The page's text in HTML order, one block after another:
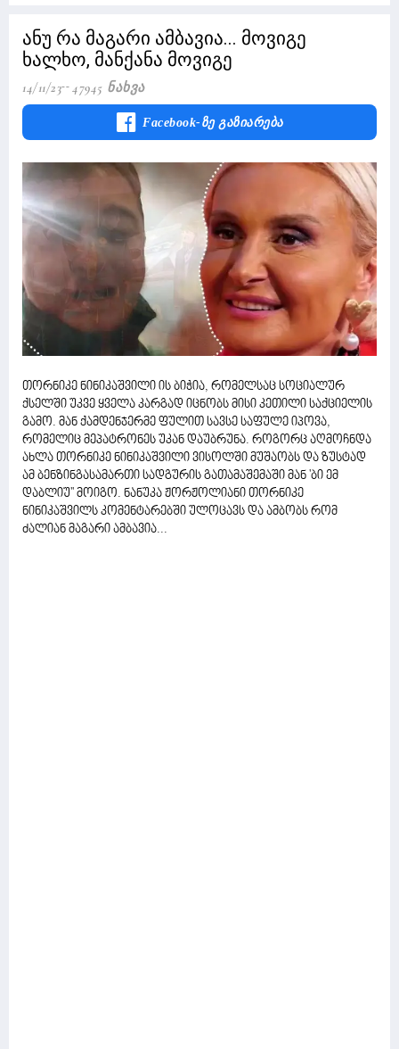
ანუ რა მაგარი ამბავია... მოვიგე
ხალხო, მანქანა მოვიგე
14/11/23 47945 Ნახვა
Facebook-Ზე Გაზიარება
თორნიკე ნინიკაშვილი ის ბიჭია, რომელსაც სოციალურ
ქსელში უკვე ყველა კარგად იცნობს მისი კეთილი საქციელის
გამო. მან ქამდენჯერმე ფულით სავსე საფულე იპოვა,
რომელიც მეპატრონეს უკან დაუბრუნა. როგორც აღმოჩნდა
ახლა თორნიკე ნინიკაშვილი ვისოლში მუშაობს და ზუსტად
ამ ბენზინგასამართი სადგურის გათამაშემაში მან 'ბი ემ
დაბლიუ'' მოიგო. ნანუკა ჟორჟოლიანი თორნიკე
ნინიკაშვილს კომენტარებში ულოცავს და ამბობს რომ
ძალიან მაგარი ამბავია...